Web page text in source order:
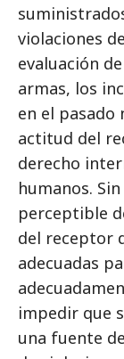
violaciones
evaluación
armas, los
en el pasado
actitud del
derecho
humanos.
perceptible
del receptor
adecuadas
impedir que
una fuente